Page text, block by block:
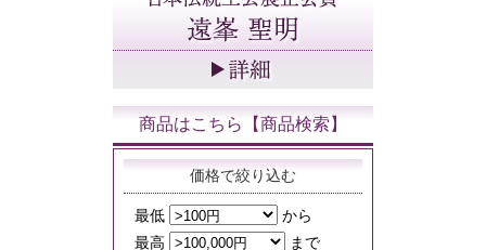
商品はこちら【商品検索】
価格で絞り込む